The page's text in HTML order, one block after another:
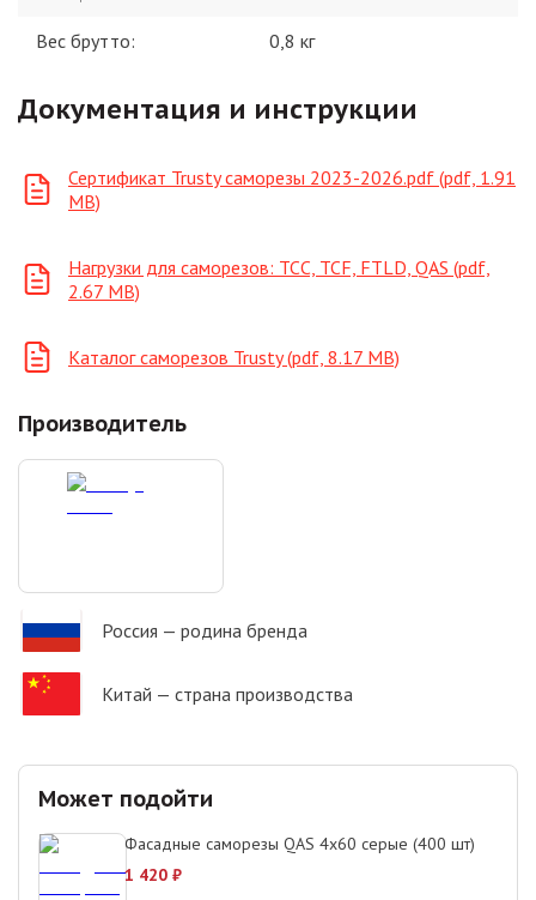
Вес брутто:
0,8 кг
Документация и инструкции
Сертификат Trusty саморезы 2023-2026.pdf (pdf, 1.91
MB)
Нагрузки для саморезов: ТСС, TCF, FTLD, QAS (pdf,
2.67 MB)
Каталог саморезов Trusty (pdf, 8.17 MB)
Производитель
Россия — родина бренда
Китай — страна производства
Может подойти
Фасадные саморезы QAS 4х60 серые (400 шт)
1 420 ₽